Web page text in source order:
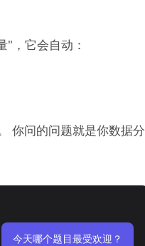
，它会自动：
你问的问题就是你数据分
今天哪个题目最受欢迎？